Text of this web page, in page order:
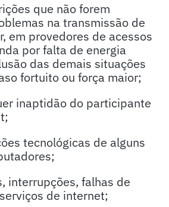
que não forem
na transmissão de
em provedores de acessos
por falta de energia
das demais situações
fortuito ou força maior;
inaptidão do participante
tecnológicas de alguns
interrupções, falhas de
de internet;